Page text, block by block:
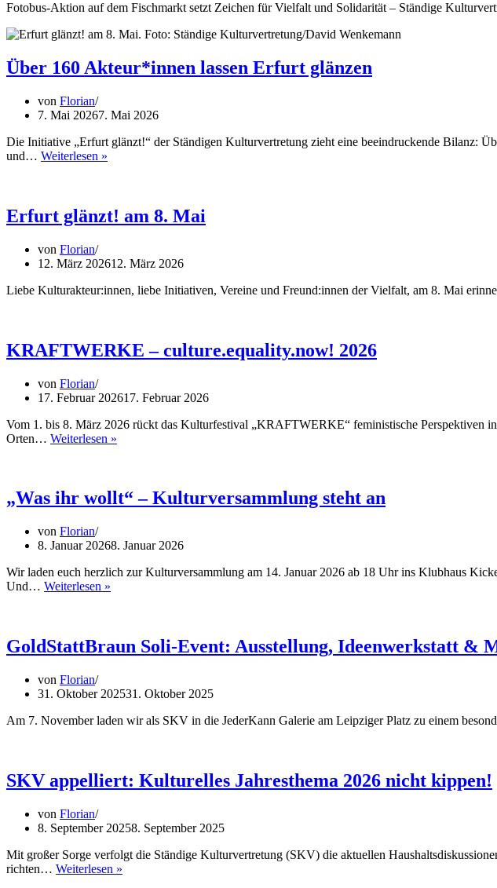
Fotobus-Aktion auf dem Fischmarkt setzt Zeichen für Vielfalt und Solidarität – Ständige
Über 160 Akteur*innen lassen Erfurt glänzen
von Florian
7. Mai 20267. Mai 2026
Die Initiative „Erfurt glänzt!“ der Ständigen Kulturvertretung zieht eine beeindruckende Bilanz:
und… Weiterlesen »
Erfurt
glänzen
Erfurt glänzt! am 8. Mai
von Florian
12. März 202612. März 2026
Liebe Kulturakteur:innen, liebe Initiativen, Vereine und Freund:innen der Vielfalt, am 8. Mai
KRAFTWERKE – culture.equality.now! 2026
von Florian
17. Februar 202617. Februar 2026
Vom 1. bis 8. März 2026 rückt das Kulturfestival „KRAFTWERKE“ feministische Perspektiven
Orten… Weiterlesen »
„Was ihr wollt“ – Kulturversammlung steht an
von Florian
8. Januar 20268. Januar 2026
Wir laden euch herzlich zur Kulturversammlung am 14. Januar 2026 ab 18 Uhr ins Klubhaus
Und… Weiterlesen »
Kulturversammlung
steht
GoldStattBraun Soli-Event: Ausstellung, Ideenwerkstatt &
von Florian
31. Oktober 202531. Oktober 2025
Am 7. November laden wir als SKV in die JederKann Galerie am Leipziger Platz zu einem
SKV appelliert: Kulturelles Jahresthema 2026 nicht kippen!
von Florian
8. September 20258. September 2025
Mit großer Sorge verfolgt die Ständige Kulturvertretung (SKV) die aktuellen
richten… Weiterlesen »